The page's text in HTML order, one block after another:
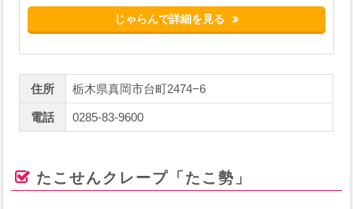
じゃらんで詳細を見る
住所 栃木県真岡市台町2474−6
電話 0285-83-9600
たこせんクレープ「たこ勢」